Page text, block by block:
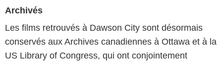
Archivés
Les films retrouvés à Dawson City sont désormais
conservés aux Archives canadiennes à Ottawa et à la
US Library of Congress, qui ont conjointement